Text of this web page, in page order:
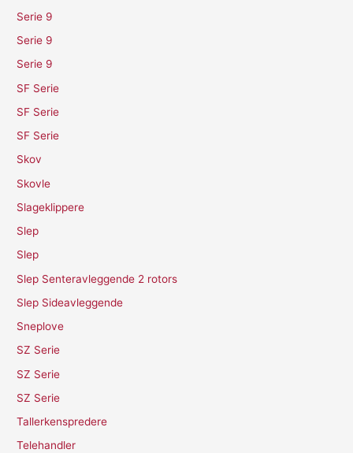
Serie 9
Serie 9
Serie 9
SF Serie
SF Serie
SF Serie
Skov
Skovle
Slageklippere
Slep
Slep
Slep Senteravleggende 2 rotors
Slep Sideavleggende
Sneplove
SZ Serie
SZ Serie
SZ Serie
Tallerkenspredere
Telehandler